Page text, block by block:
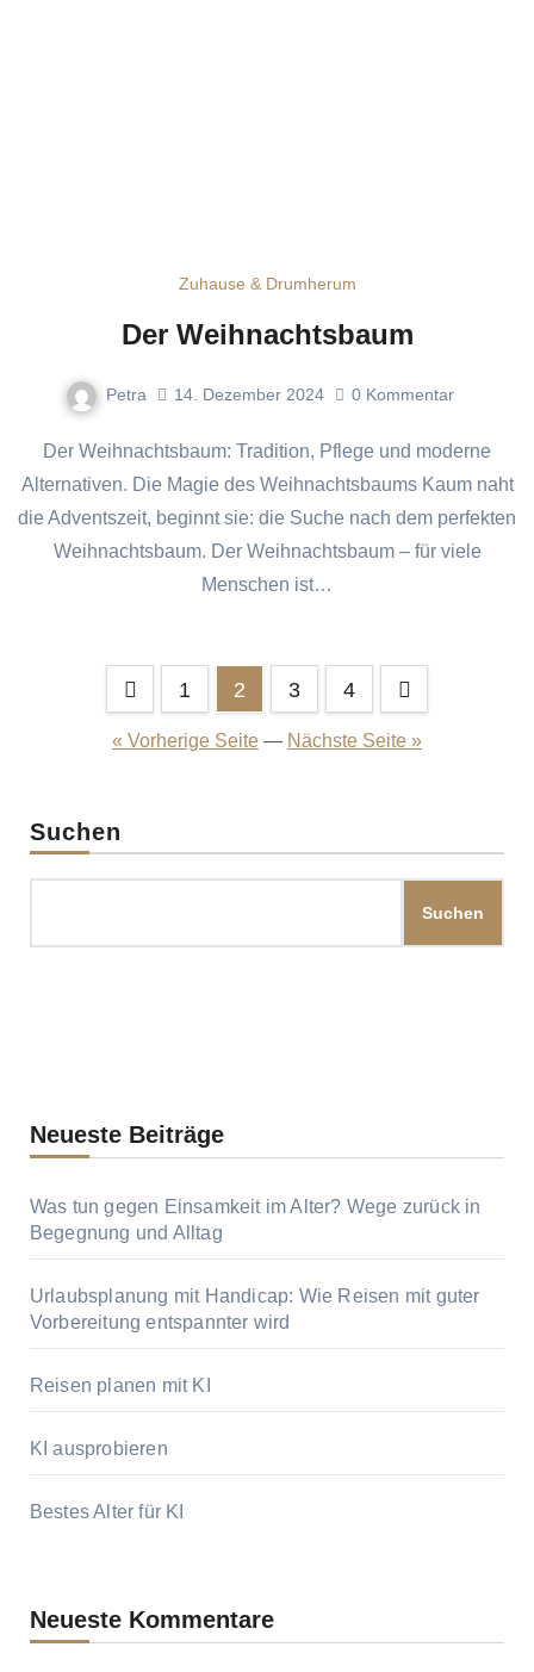
Zuhause & Drumherum
Der Weihnachtsbaum
Petra 14. Dezember 2024 0 Kommentar
Der Weihnachtsbaum: Tradition, Pflege und moderne
Alternativen. Die Magie des Weihnachtsbaums Kaum naht
die Adventszeit, beginnt sie: die Suche nach dem perfekten
Weihnachtsbaum. Der Weihnachtsbaum – für viele
Menschen ist…
Seitennummerierung
1 2 3 4
« Vorherige Seite — Nächste Seite »
Suchen
Suchen
Neueste Beiträge
Was tun gegen Einsamkeit im Alter? Wege zurück in
Begegnung und Alltag
Urlaubsplanung mit Handicap: Wie Reisen mit guter
Vorbereitung entspannter wird
Reisen planen mit KI
KI ausprobieren
Bestes Alter für KI
Neueste Kommentare